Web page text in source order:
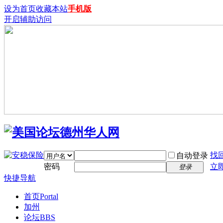
设为首页收藏本站手机版
开启辅助访问
自动登录 找
密码
登录
立
快捷导航
首页Portal
加州
论坛BBS